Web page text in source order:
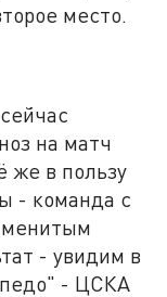
место.
на матч
же в пользу
- команда с
- увидим в
- ЦСКА